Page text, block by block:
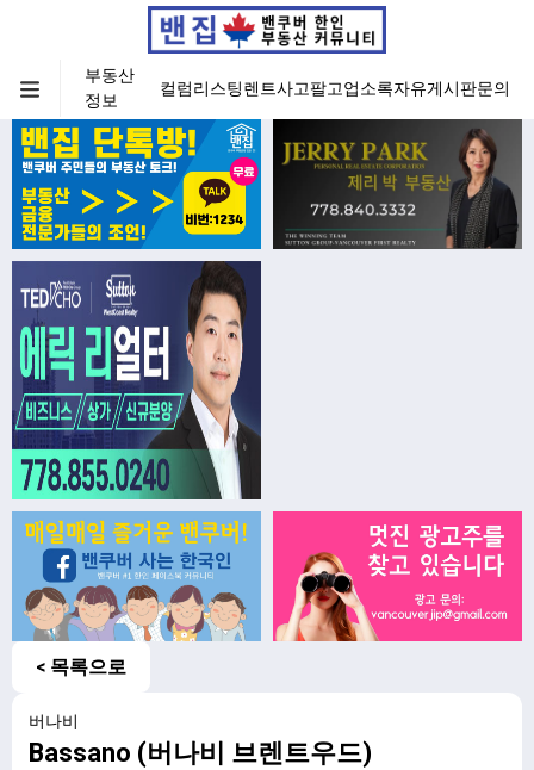
부동산
정보
컬럼리스팅렌트사고팔고업소록자유게시판문의
< 목록으로
버나비
Bassano (버나비 브렌트우드)